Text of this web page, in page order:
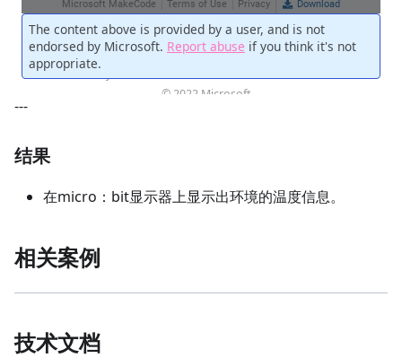
---
结果
在micro：bit显示器上显示出环境的温度信息。
相关案例
技术文档